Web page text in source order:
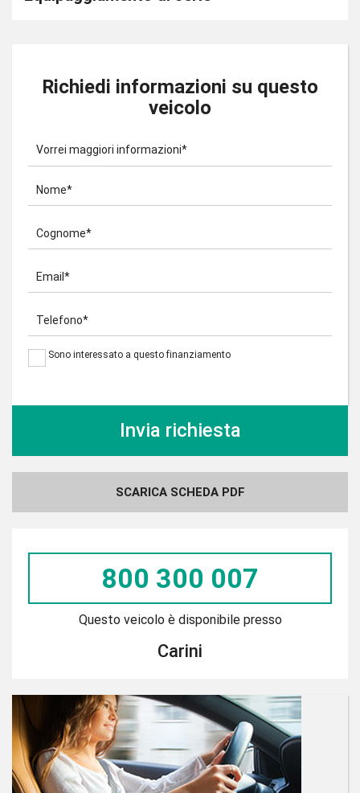
Richiedi informazioni su questo
veicolo
Vorrei maggiori informazioni*
Nome*
Cognome*
Email*
Telefono*
Sono interessato a questo finanziamento
SCARICA SCHEDA PDF
800 300 007
Questo veicolo è disponibile presso
Carini